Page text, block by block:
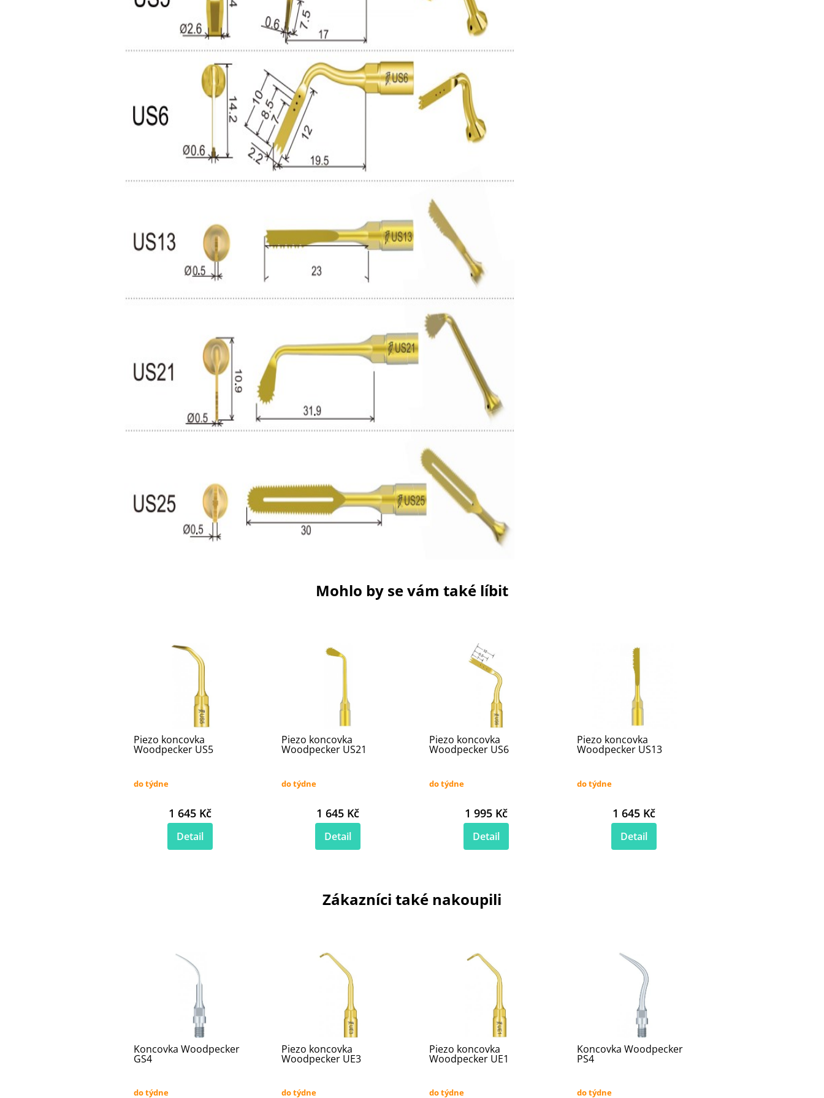
Mohlo by se vám také líbit
Piezo koncovka
Woodpecker US5
do týdne
1 645 Kč
Detail
Piezo koncovka
Woodpecker US21
do týdne
1 645 Kč
Detail
Piezo koncovka
Woodpecker US6
do týdne
1 995 Kč
Detail
Piezo koncovka
Woodpecker US13
do týdne
1 645 Kč
Detail
Zákazníci také nakoupili
Koncovka Woodpecker
GS4
do týdne
Piezo koncovka
Woodpecker UE3
do týdne
Piezo koncovka
Woodpecker UE1
do týdne
Koncovka Woodpecker
PS4
do týdne